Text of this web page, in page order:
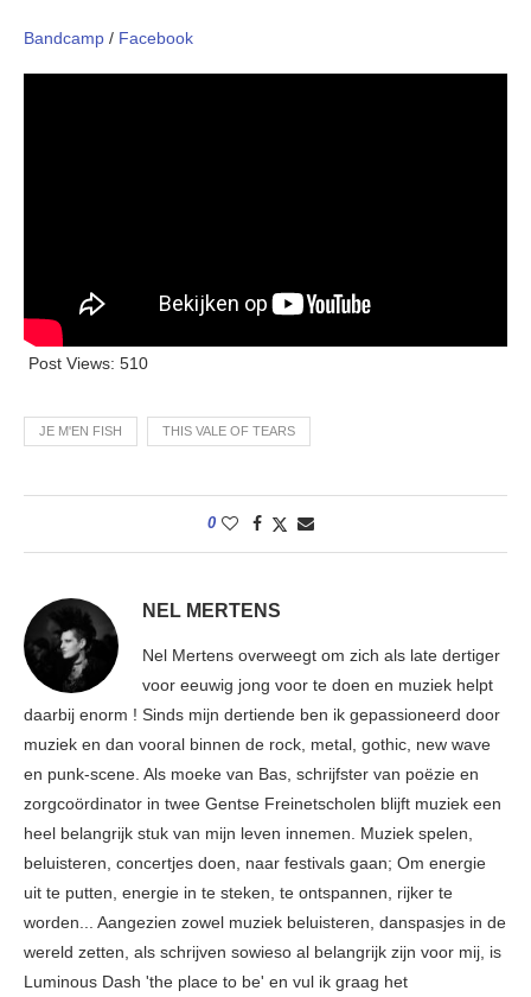
Bandcamp / Facebook
Post Views: 510
JE M'EN FISH THIS VALE OF TEARS
0
NEL MERTENS
Nel Mertens overweegt om zich als late dertiger
voor eeuwig jong voor te doen en muziek helpt
daarbij enorm ! Sinds mijn dertiende ben ik gepassioneerd door
muziek en dan vooral binnen de rock, metal, gothic, new wave
en punk-scene. Als moeke van Bas, schrijfster van poëzie en
zorgcoördinator in twee Gentse Freinetscholen blijft muziek een
heel belangrijk stuk van mijn leven innemen. Muziek spelen,
beluisteren, concertjes doen, naar festivals gaan; Om energie
uit te putten, energie in te steken, te ontspannen, rijker te
worden... Aangezien zowel muziek beluisteren, danspasjes in de
wereld zetten, als schrijven sowieso al belangrijk zijn voor mij, is
Luminous Dash 'the place to be' en vul ik graag het